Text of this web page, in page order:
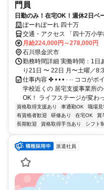
門員
日勤のみ！在宅OK！週休2日ベ
ぽーれぽーれ 四十万
交通・アクセス 「四十万小学
月給224,000円～278,000円
石川県金沢市
勤務時間詳細 実働時間：1日
り21日 〜 22日 月〜土曜／
仕事内容 ✤ • • • · ·· ココがポ
学校近くの 居宅支援事業所
OK！ ライフステージが変わ
資格取得支援あり 車通勤OK 職場見
有資格者歓迎
研修あり 在宅OK 賞
長期歓迎
資格取得手当あり シフト制
派遣社員